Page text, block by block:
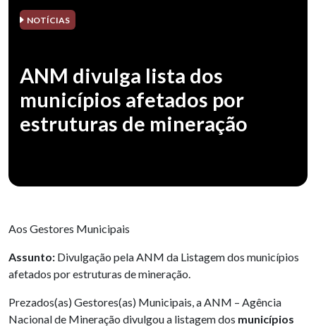
NOTÍCIAS
ANM divulga lista dos
municípios afetados por
estruturas de mineração
Aos Gestores Municipais
Assunto: Divulgação pela ANM da Listagem dos municípios
afetados por estruturas de mineração.
Prezados(as) Gestores(as) Municipais, a ANM – Agência
Nacional de Mineração divulgou a listagem dos municípios